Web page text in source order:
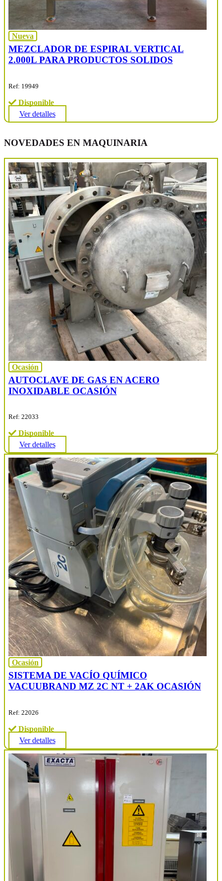
Nueva
MEZCLADOR DE ESPIRAL VERTICAL
2.000L PARA PRODUCTOS SOLIDOS
Ref: 19949
Disponible
Ver detalles
NOVEDADES EN MAQUINARIA
Ocasión
AUTOCLAVE DE GAS EN ACERO
INOXIDABLE OCASIÓN
Ref: 22033
Disponible
Ver detalles
Ocasión
SISTEMA DE VACÍO QUÍMICO
VACUUBRAND MZ 2C NT + 2AK OCASIÓN
Ref: 22026
Disponible
Ver detalles